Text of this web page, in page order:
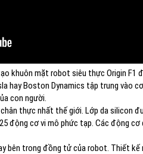
khuôn mặt robot siêu thực Origin F1
hay Boston Dynamics tập trung vào
con người.
thực nhất thế giới. Lớp da silicon
động cơ vi mô phức tạp. Các động
bên trong đồng tử của robot. Thiết